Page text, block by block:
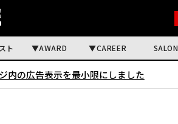
ト AWARD CAREER SALON
内の広告表示を最小限にしました